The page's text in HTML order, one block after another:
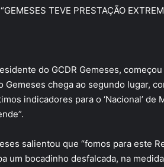
TEVE PRESTAÇÃO
do GCDR Gemeses,
Gemeses chega ao segundo lugar,
indicadores para o ‘Nacional’
salientou que “fomos para este
um bocadinho desfalcada, na